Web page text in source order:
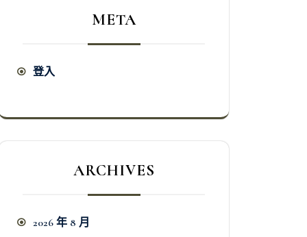
META
登入
ARCHIVES
2026 年 8 月